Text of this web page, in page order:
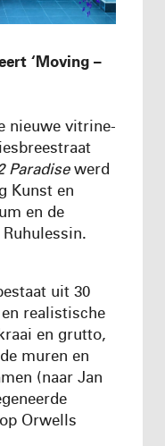
‘Moving –
nieuwe vitrine-
Paradisewerd
Kunst en
en de
uit 30
realistische
en grutto,
muren en
(naar Jan
Orwells